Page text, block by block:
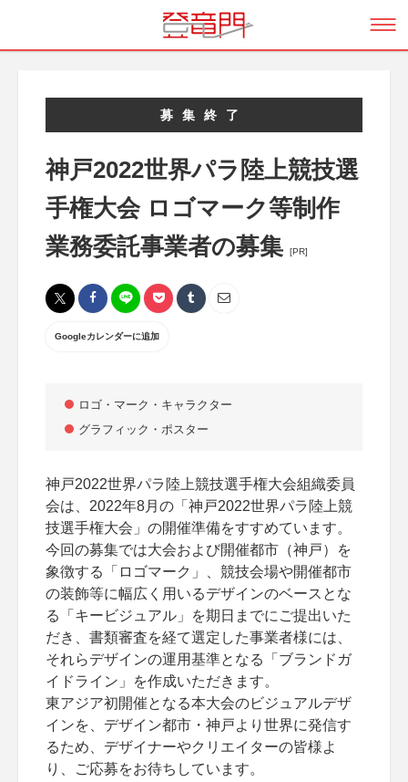
募集終了
神戸2022世界パラ陸上競技選
手権大会 ロゴマーク等制作
業務委託事業者の募集
[PR]
Googleカレンダーに追加
ロゴ・マーク・キャラクター
グラフィック・ポスター
神戸2022世界パラ陸上競技選手権大会組織委員
会は、2022年8月の「神戸2022世界パラ陸上競
技選手権大会」の開催準備をすすめています。
今回の募集では大会および開催都市（神戸）を
象徴する「ロゴマーク」、競技会場や開催都市
の装飾等に幅広く用いるデザインのベースとな
る「キービジュアル」を期日までにご提出いた
だき、書類審査を経て選定した事業者様には、
それらデザインの運用基準となる「ブランドガ
イドライン」を作成いただきます。
東アジア初開催となる本大会のビジュアルデザ
インを、デザイン都市・神戸より世界に発信す
るため、デザイナーやクリエイターの皆様よ
り、ご応募をお待ちしています。